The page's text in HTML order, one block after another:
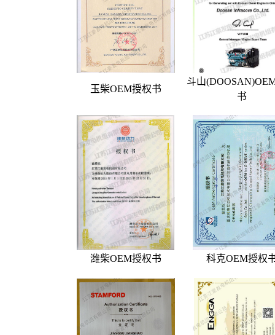
玉柴OEM授权书
斗山
书
潍柴OEM授权书 科克OEM授权